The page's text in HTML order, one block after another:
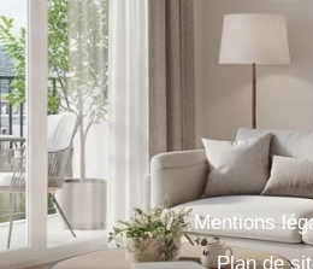
Mentions
Plan de